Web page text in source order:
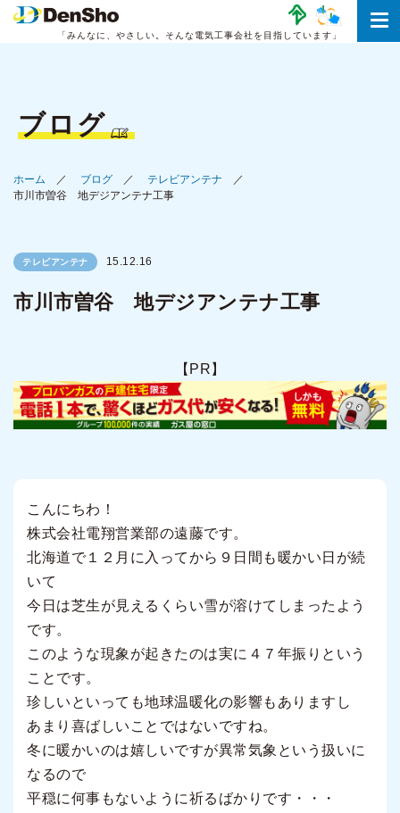
「みんなに、やさしい。 そんな電気工事会社を目指しています」
ブログ
ホーム ブログ
テレビアンテナ
市川市曽谷 地デジアンテナ工事
テレビアンテナ 15.12.16
市川市曽谷 地デジアンテナ工事
【PR】
こんにちわ！
株式会社電翔営業部の遠藤です。
北海道で１２月に入ってから９日間も暖かい日が続
いて
今日は芝生が見えるくらい雪が溶けてしまったよう
です。
このような現象が起きたのは実に４７年振りという
ことです。
珍しいといっても地球温暖化の影響もありますし
あまり喜ばしいことではないですね。
冬に暖かいのは嬉しいですが異常気象という扱いに
なるので
平穏に何事もないように祈るばかりです・・・